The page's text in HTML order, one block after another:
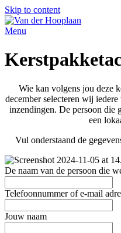
Skip to content
Menu
Wie kan volgens jou deze
december selecteren wij
inzendingen. De persoon die
een
Vul onderstaand de
De naam van de persoon die
Telefoonnummer of e-mail
Jouw naam